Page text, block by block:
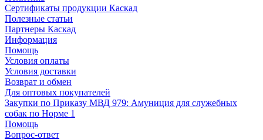
Сертификаты продукции Каскад
Полезные статьи
Партнеры Каскад
Информация
Помощь
Условия оплаты
Условия доставки
Возврат и обмен
Для оптовых покупателей
Закупки по Приказу МВД 979: Амуниция для служебных
собак по Норме 1
Помощь
Вопрос-ответ